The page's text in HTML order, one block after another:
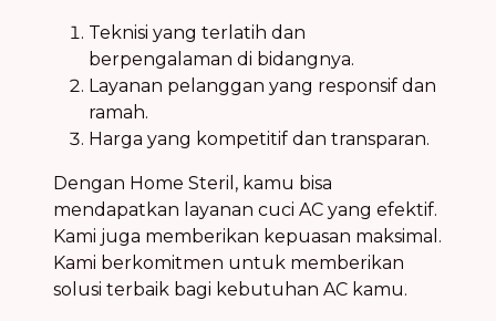
Teknisi yang terlatih dan
berpengalaman di bidangnya.
Layanan pelanggan yang responsif dan
ramah.
Harga yang kompetitif dan transparan.
Dengan Home Steril, kamu bisa
mendapatkan layanan cuci AC yang efektif.
Kami juga memberikan kepuasan maksimal.
Kami berkomitmen untuk memberikan
solusi terbaik bagi kebutuhan AC kamu.